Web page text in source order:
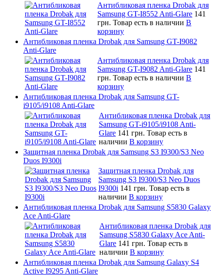
Антибликовая пленка Drobak для
Samsung GT-I8552 Anti-Glare 141
грн. Товар есть в наличии В
корзину
Антибликовая пленка Drobak для Samsung GT-I9082
Anti-Glare
Антибликовая пленка Drobak для
Samsung GT-I9082 Anti-Glare 141
грн. Товар есть в наличии В
корзину
Антибликовая пленка Drobak для Samsung GT-
i9105/i9108 Anti-Glare
Антибликовая пленка Drobak для
Samsung GT-i9105/i9108 Anti-
Glare 141 грн. Товар есть в
наличии В корзину
Защитная пленка Drobak для Samsung S3 I9300/S3 Neo
Duos I9300i
Защитная пленка Drobak для
Samsung S3 I9300/S3 Neo Duos
I9300i 141 грн. Товар есть в
наличии В корзину
Антибликовая пленка Drobak для Samsung S5830 Galaxy
Ace Anti-Glare
Антибликовая пленка Drobak для
Samsung S5830 Galaxy Ace Anti-
Glare 141 грн. Товар есть в
наличии В корзину
Антибликовая пленка Drobak для Samsung Galaxy S4
Active I9295 Anti-Glare